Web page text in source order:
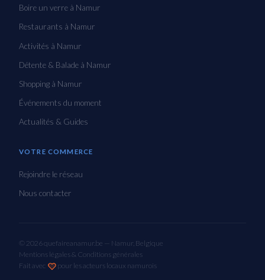
Boire un verre à Namur
Restaurants à Namur
Activités à Namur
Détente & Balade à Namur
Shopping à Namur
Événements du moment
Actualités & Guides
VOTRE COMMERCE
Rejoindre le réseau
Nous contacter
© 2026 quefaireanamur.be — Namur, Belgique
Mentions légales & Conditions générales
Fait avec
pour les acteurs locaux namurois